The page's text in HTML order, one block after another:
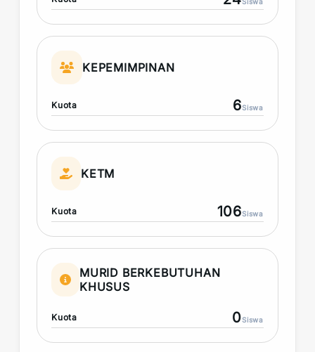
KEPEMIMPINAN
Kuota 6Siswa
KETM
Kuota 106Siswa
MURID BERKEBUTUHAN
KHUSUS
Kuota 0Siswa